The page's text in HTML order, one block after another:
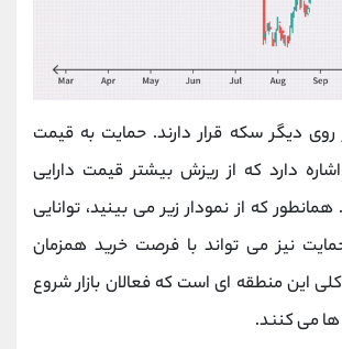
دیگر سکه قرار دارند. حمایت به قیمت
دارد که از ریزش بیشتر قیمت دارایی
که از نمودار زیر می بینید، توانایی
نیز می تواند با فرصت خرید همزمان
کلی این منطقه ای است که فعالان بازار شروع
ها می کنند.